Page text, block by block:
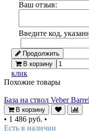
Ваш отзыв:
Введите код,
Продолжить
В корзину
клик
Похожие товары
База на ствол Veber
В корзину
• 1 486 руб. •
Есть в наличии